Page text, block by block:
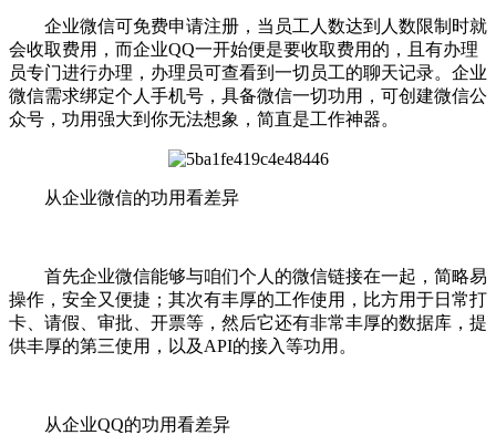
企业微信可免费申请注册，当员工人数达到人数限制时就
会收取费用，而企业QQ一开始便是要收取费用的，且有办理
员专门进行办理，办理员可查看到一切员工的聊天记录。企业
微信需求绑定个人手机号，具备微信一切功用，可创建微信公
众号，功用强大到你无法想象，简直是工作神器。
从企业微信的功用看差异
首先企业微信能够与咱们个人的微信链接在一起，简略易
操作，安全又便捷；其次有丰厚的工作使用，比方用于日常打
卡、请假、审批、开票等，然后它还有非常丰厚的数据库，提
供丰厚的第三使用，以及API的接入等功用。
从企业QQ的功用看差异